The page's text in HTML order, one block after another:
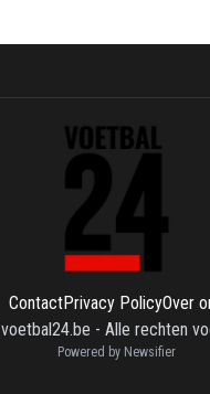
ContactPrivacy PolicyOver
voetbal24.be - Alle rechten
Powered by Newsifier